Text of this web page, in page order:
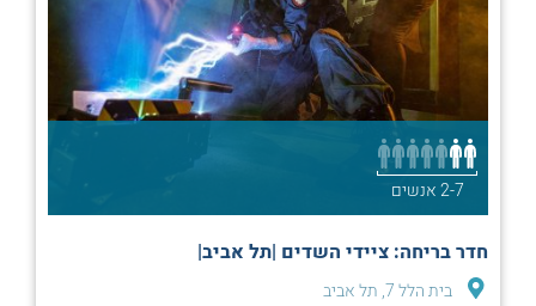
2-7 אנשים
חדר בריחה: ציידי השדים |תל אביב|
בית הלל 7, תל אביב